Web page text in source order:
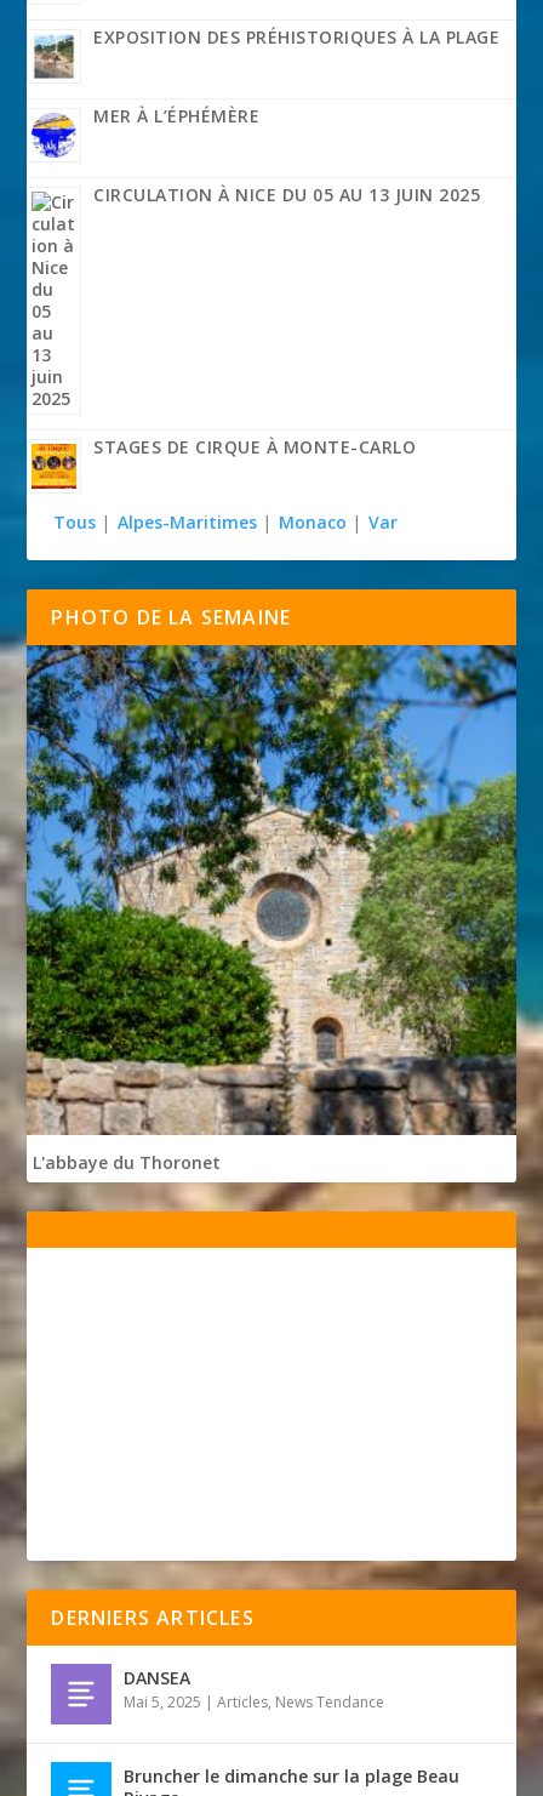
EXPOSITION DES PRÉHISTORIQUES À LA PLAGE
MER À L’ÉPHÉMÈRE
CIRCULATION À NICE DU 05 AU 13 JUIN 2025
STAGES DE CIRQUE À MONTE-CARLO
Tous | Alpes-Maritimes | Monaco | Var
PHOTO DE LA SEMAINE
L'abbaye du Thoronet
DERNIERS ARTICLES
DANSEA
Mai 5, 2025 |Articles, News Tendance
Bruncher le dimanche sur la plage Beau